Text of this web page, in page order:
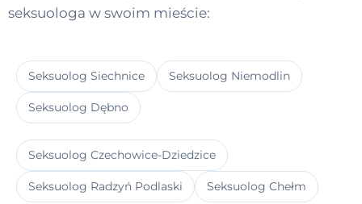
seksuologa w swoim mieście:
Seksuolog Siechnice Seksuolog Niemodlin
Seksuolog Dębno
Seksuolog Czechowice-Dziedzice
Seksuolog Radzyń Podlaski Seksuolog Chełm